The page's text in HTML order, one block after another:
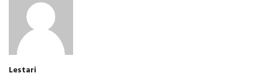
Lestari